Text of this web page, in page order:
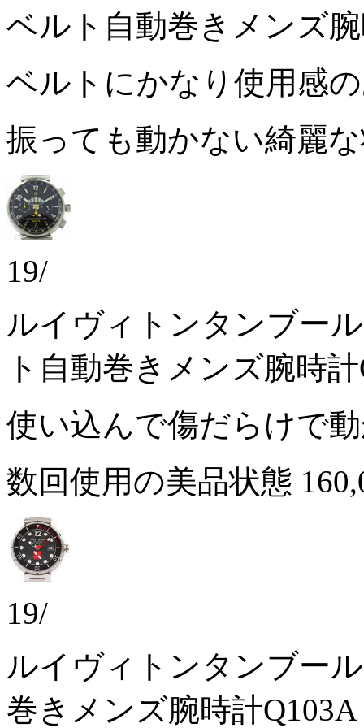
ベルト自動巻きメンズ
ベルトにかなり使用感
振っても動かない綺麗
19/
ルイヴィトンタンブー
ト自動巻きメンズ腕時計
使い込んで傷だらけで
数回使用の美品状態
19/
ルイヴィトンタンブー
巻きメンズ腕時計Q103A